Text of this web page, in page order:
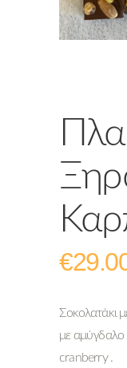
€
Σοκολατάκι
με αμύγδαλο ,
cranberry .